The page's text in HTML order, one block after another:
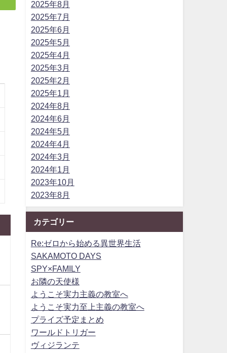
2025年8月
2025年7月
2025年6月
2025年5月
2025年4月
2025年3月
2025年2月
2025年1月
2024年8月
2024年6月
2024年5月
2024年4月
2024年3月
2024年1月
2023年10月
2023年8月
カテゴリー
Re:ゼロから始める異世界生活
SAKAMOTO DAYS
SPY×FAMILY
お隣の天使様
ようこそ実力主義の教室へ
ようこそ実力至上主義の教室へ
プライズ予定まとめ
ワールドトリガー
ヴィジランテ